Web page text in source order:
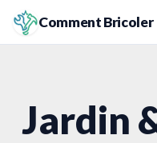
Comment Bricoler
Jardin